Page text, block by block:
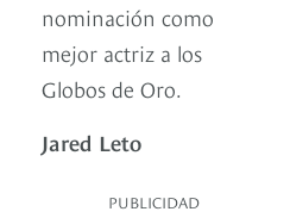
nominación como
mejor actriz a los
Globos de Oro.
Jared Leto
PUBLICIDAD